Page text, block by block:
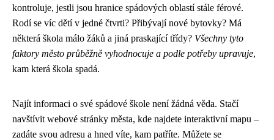
kontroluje, jestli jsou hranice spádových oblastí stále férové.
Rodí se víc dětí v jedné čtvrti? Přibývají nové bytovky? Má
některá škola málo žáků a jiná praskající třídy? Všechny tyto
faktory město průběžně vyhodnocuje a podle potřeby upravuje,
kam která škola spadá.
Najít informaci o své spádové škole není žádná věda. Stačí
navštívit webové stránky města, kde najdete interaktivní mapu –
zadáte svou adresu a hned víte, kam patříte. Můžete se